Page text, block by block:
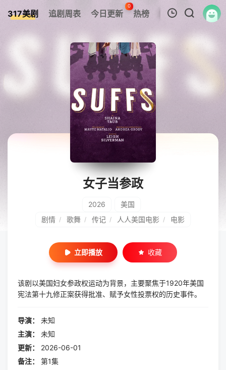
317美剧 追剧周表 今日更新
0
热榜 APP
我的观影记录
暂无观看影片的记录
女子当参政
2026
美国
剧情 / 歌舞 / 传记 / 人人美国电影 / 电影
立即播放 收藏
该剧以美国妇女参政权运动为背景，主要聚焦于1920年美国
宪法第十九修正案获得批准、赋予女性投票权的历史事件。
导演：
未知
主演：
未知
更新：
2026-06-01
备注：
第1集